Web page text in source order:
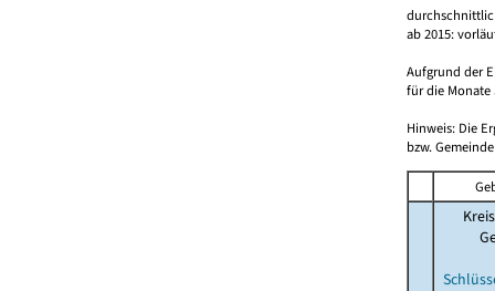
ab 2015:
Aufgrund der
für die Monate
Hinweis: Die
bzw.